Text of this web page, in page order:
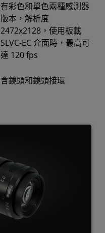
有彩色和單色兩種感測器
版本，解析度
2472x2128，使用板載
SLVC-EC 介面時，最高可
達 120 fps
含鏡頭和鏡頭接環